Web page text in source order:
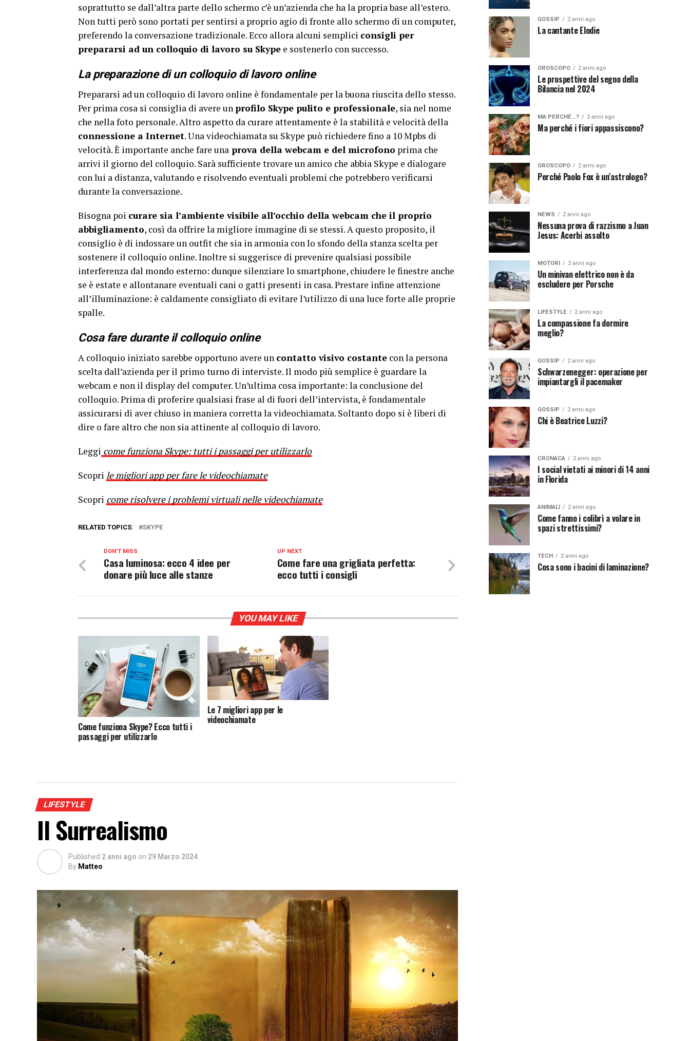
soprattutto se dall’altra parte dello schermo c’è un’azienda che ha la propria base all’estero.
Non tutti però sono portati per sentirsi a proprio agio di fronte allo schermo di un computer,
preferendo la conversazione tradizionale. Ecco allora alcuni semplici consigli per
prepararsi ad un colloquio di lavoro su Skype e sostenerlo con successo.
La preparazione di un colloquio di lavoro online
Prepararsi ad un colloquio di lavoro online è fondamentale per la buona riuscita dello stesso.
Per prima cosa si consiglia di avere un profilo Skype pulito e professionale, sia nel nome
che nella foto personale. Altro aspetto da curare attentamente è la stabilità e velocità della
connessione a Internet. Una videochiamata su Skype può richiedere fino a 10 Mpbs di
velocità. È importante anche fare una prova della webcam e del microfono prima che
arrivi il giorno del colloquio. Sarà sufficiente trovare un amico che abbia Skype e dialogare
con lui a distanza, valutando e risolvendo eventuali problemi che potrebbero verificarsi
durante la conversazione.
Bisogna poi curare sia l’ambiente visibile all’occhio della webcam che il proprio
abbigliamento, così da offrire la migliore immagine di se stessi. A questo proposito, il
consiglio è di indossare un outfit che sia in armonia con lo sfondo della stanza scelta per
sostenere il colloquio online. Inoltre si suggerisce di prevenire qualsiasi possibile
interferenza dal mondo esterno: dunque silenziare lo smartphone, chiudere le finestre anche
se è estate e allontanare eventuali cani o gatti presenti in casa. Prestare infine attenzione
all’illuminazione: è caldamente consigliato di evitare l’utilizzo di una luce forte alle proprie
spalle.
Cosa fare durante il colloquio online
A colloquio iniziato sarebbe opportuno avere un contatto visivo costante con la persona
scelta dall’azienda per il primo turno di interviste. Il modo più semplice è guardare la
webcam e non il display del computer. Un’ultima cosa importante: la conclusione del
colloquio. Prima di proferire qualsiasi frase al di fuori dell’intervista, è fondamentale
assicurarsi di aver chiuso in maniera corretta la videochiamata. Soltanto dopo si è liberi di
dire o fare altro che non sia attinente al colloquio di lavoro.
Leggi come funziona Skype: tutti i passaggi per utilizzarlo
Scopri le migliori app per fare le videochiamate
Scopri come risolvere i problemi virtuali nelle videochiamate
RELATED TOPICS: SKYPE
UP NEXT
Come fare una grigliata perfetta:
ecco tutti i consigli
DON'T MISS
Casa luminosa: ecco 4 idee per
donare più luce alle stanze
YOU MAY LIKE
Come funziona Skype? Ecco tutti i
passaggi per utilizzarlo
Le 7 migliori app per le
videochiamate
LIFESTYLE
Il Surrealismo
Published 2 anni ago on 29 Marzo 2024
By Matteo
GOSSIP 2 anni ago
La cantante Elodie
OROSCOPO 2 anni ago
Le prospettive del segno della
Bilancia nel 2024
MA PERCHÉ...? 2 anni ago
Ma perché i fiori appassiscono?
OROSCOPO 2 anni ago
Perché Paolo Fox è un’astrologo?
NEWS 2 anni ago
Nessuna prova di razzismo a Juan
Jesus: Acerbi assolto
MOTORI 2 anni ago
Un minivan elettrico non è da
escludere per Porsche
LIFESTYLE 2 anni ago
La compassione fa dormire
meglio?
GOSSIP 2 anni ago
Schwarzenegger: operazione per
impiantargli il pacemaker
GOSSIP 2 anni ago
Chi è Beatrice Luzzi?
CRONACA 2 anni ago
I social vietati ai minori di 14 anni
in Florida
ANIMALI 2 anni ago
Come fanno i colibrì a volare in
spazi strettissimi?
TECH 2 anni ago
Cosa sono i bacini di laminazione?